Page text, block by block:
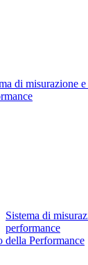
di misurazione
Sistema di
performance
della Performance